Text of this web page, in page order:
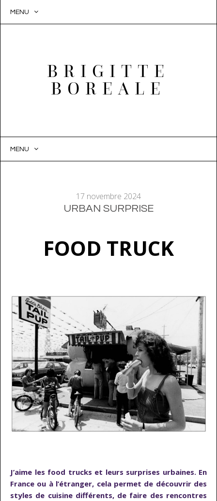
MENU
BRIGITTE
BOREALE
MENU
17 novembre 2024
URBAN SURPRISE
FOOD TRUCK
J’aime les food trucks et leurs surprises urbaines. En
France ou à l’étranger, cela permet de découvrir des
styles de cuisine différents, de faire des rencontres